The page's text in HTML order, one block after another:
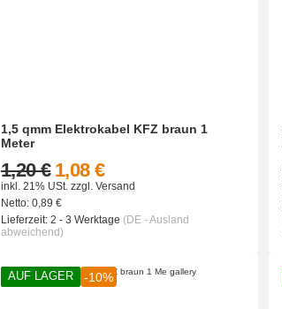
1,5 qmm Elektrokabel KFZ braun 1
Meter
1,08 €
1,20 €
inkl. 21% USt. zzgl. Versand
Netto: 0,89 €
Lieferzeit: 2 - 3 Werktage (DE - Ausland
abweichend)
AUF LAGER -10%